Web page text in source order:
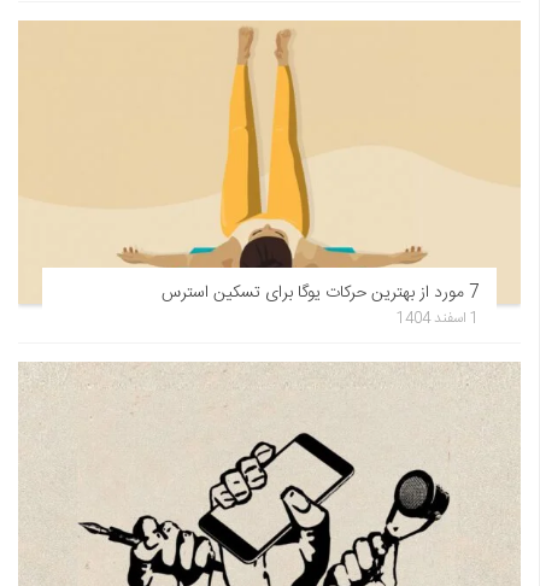
7 مورد از بهترین حرکات یوگا برای تسکین استرس
1 اسفند 1404